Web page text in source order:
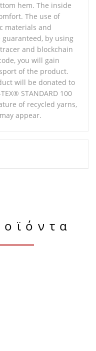
hem. The inside
The use of
materials and
by using
and blockchain
you will gain
of the product.
will be donated to
STANDARD 100
of recycled yarns,
appear.